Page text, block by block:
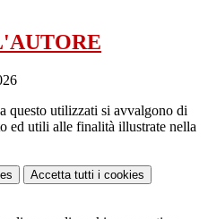
questo utilizzati si avvalgono di
ed utili alle finalità illustrate nella
Accetta tutti i cookies